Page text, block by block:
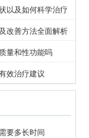
以及如何科学治疗
改善方法全面解析
量和性功能吗
效治疗建议
要多长时间